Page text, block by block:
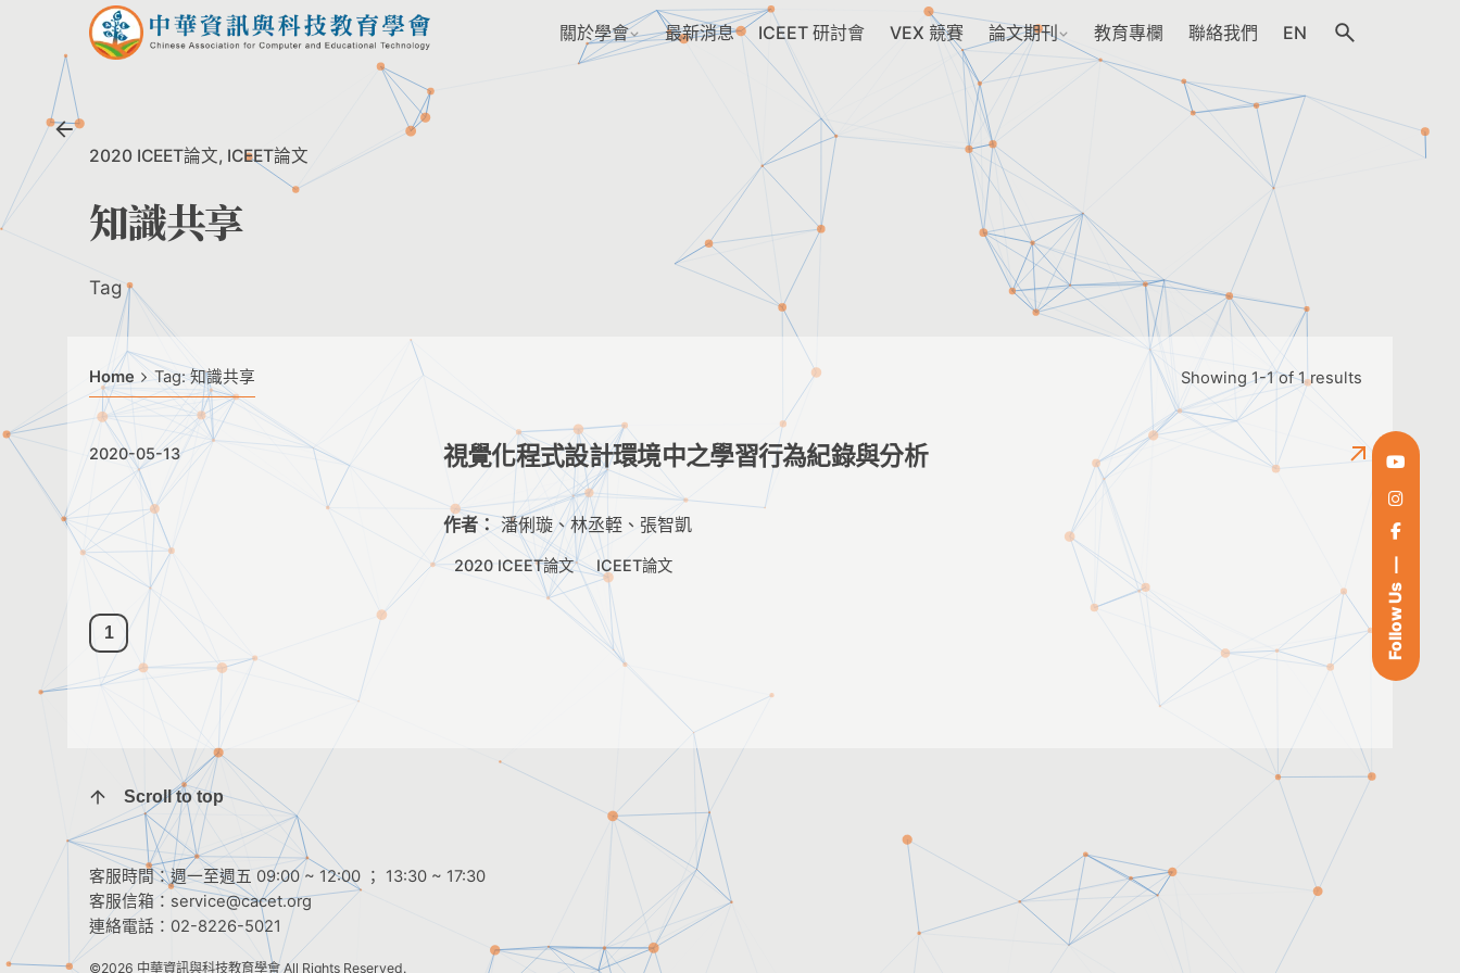
Follow Us
content
關於學會 最新消息 ICEET 研討會 VEX 競賽 論文期刊 教育專欄 聯絡我們 EN
2020 ICEET論文 ICEET論文
知識共享
Tag
Home Tag: 知識共享 Showing 1-1 of 1 results
2020-05-13 視覺化程式設計環境中之學習行為紀錄與分析
作者：潘俐璇、林丞輊、張智凱
2020 ICEET論文 ICEET論文
1
Scroll to top
客服時間：週一至週五 09:00 ~ 12:00 ； 13:30 ~ 17:30
客服信箱： service@cacet.org
連絡電話： 02-8226-5021
©2026 中華資訊與科技教育學會 All Rights Reserved.